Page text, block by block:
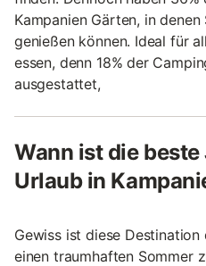
Kampanien Gärten, in
genießen können. Ideal für
essen, denn 18% der
ausgestattet,
Wann ist die
Urlaub in
Gewiss ist diese
einen traumhaften Sommer